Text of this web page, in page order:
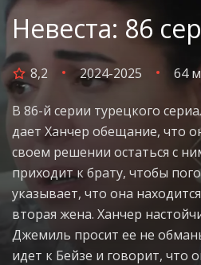
Невеста: 86
8,2 2024-2025 64
В 86-й серии турецкого
дает Ханчер обещание, что
своем решении остаться с
приходит к брату, чтобы
указывает, что она
вторая жена. Ханчер
Джемиль просит ее не
идет к Бейзе и говорит, что